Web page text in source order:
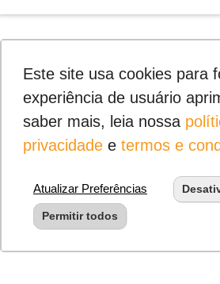
Este site usa cookies para
experiência de usuário
saber mais, leia nossa
privacidadee termos e
Atualizar Preferências
Permitir todos